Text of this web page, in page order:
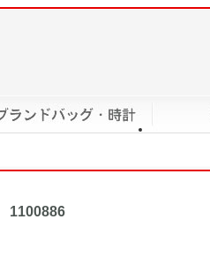
1100886